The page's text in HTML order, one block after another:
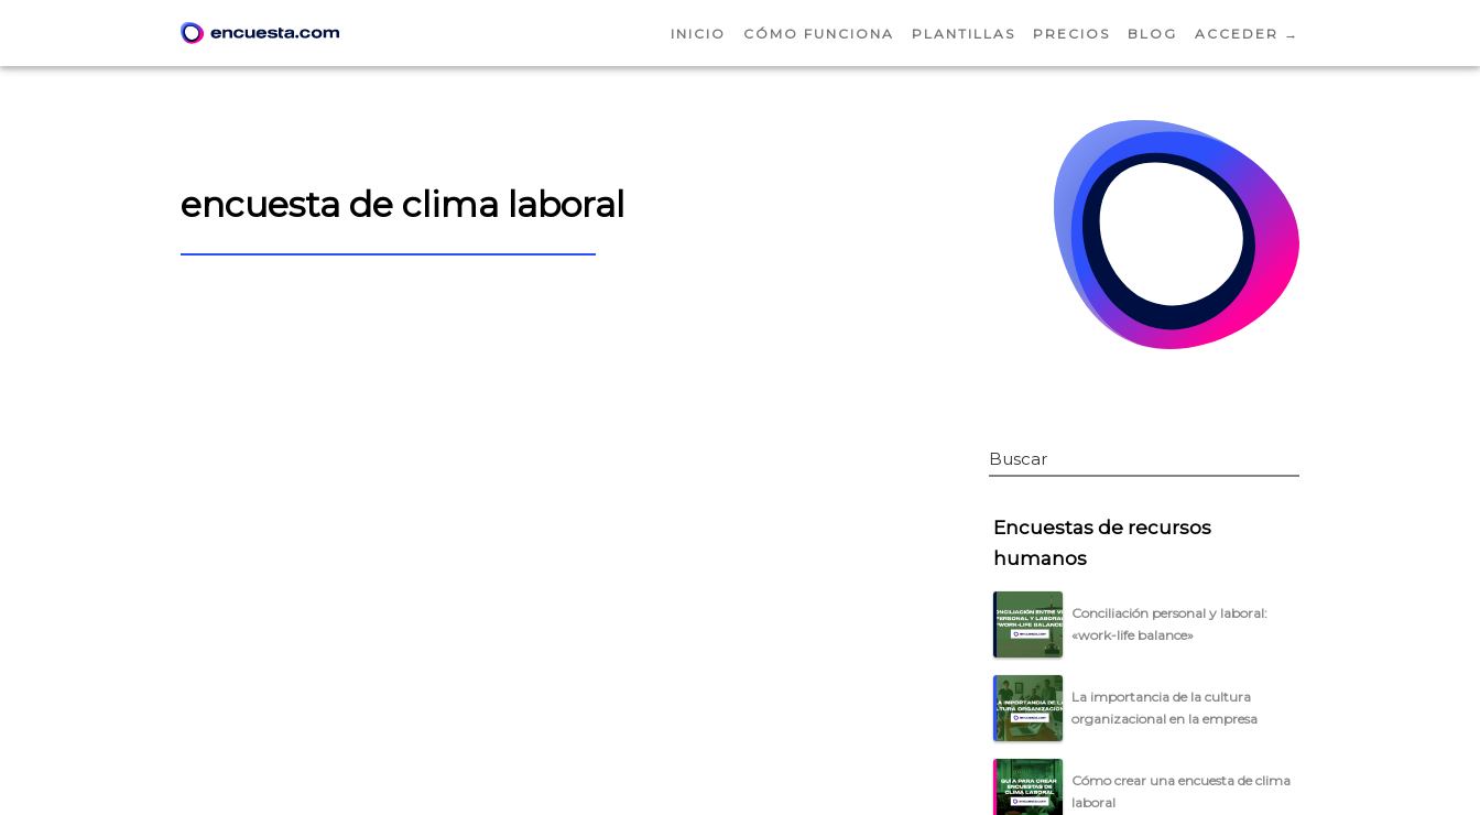
INICIO CÓMO FUNCIONA PLANTILLAS PRECIOS BLOG ACCEDER →
encuesta de clima laboral
Buscar
Encuestas de recursos
humanos
Conciliación personal y laboral:
«work-life balance»
La importancia de la cultura
organizacional en la empresa
Cómo crear una encuesta de clima
laboral